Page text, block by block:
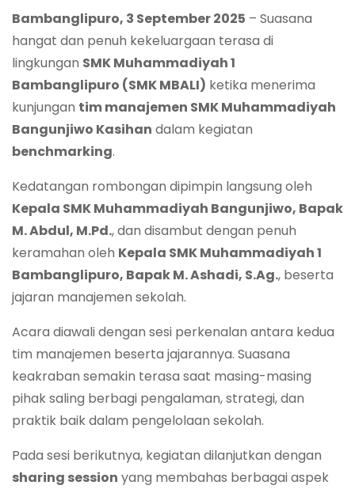
Bambanglipuro, 3 September 2025 – Suasana
hangat dan penuh kekeluargaan terasa di
lingkungan SMK Muhammadiyah 1
Bambanglipuro (SMK MBALI) ketika menerima
kunjungan tim manajemen SMK Muhammadiyah
Bangunjiwo Kasihan dalam kegiatan
benchmarking.
Kedatangan rombongan dipimpin langsung oleh
Kepala SMK Muhammadiyah Bangunjiwo, Bapak
M. Abdul, M.Pd., dan disambut dengan penuh
keramahan oleh Kepala SMK Muhammadiyah 1
Bambanglipuro, Bapak M. Ashadi, S.Ag., beserta
jajaran manajemen sekolah.
Acara diawali dengan sesi perkenalan antara kedua
tim manajemen beserta jajarannya. Suasana
keakraban semakin terasa saat masing-masing
pihak saling berbagi pengalaman, strategi, dan
praktik baik dalam pengelolaan sekolah.
Pada sesi berikutnya, kegiatan dilanjutkan dengan
sharing session yang membahas berbagai aspek